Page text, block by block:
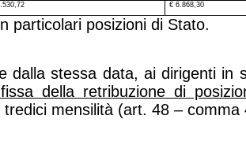
€ 6.868,30
particolari posizioni di Stato.
dalla stessa data, ai dirigenti in
della retribuzione di
mensilità (art. 48 – comma